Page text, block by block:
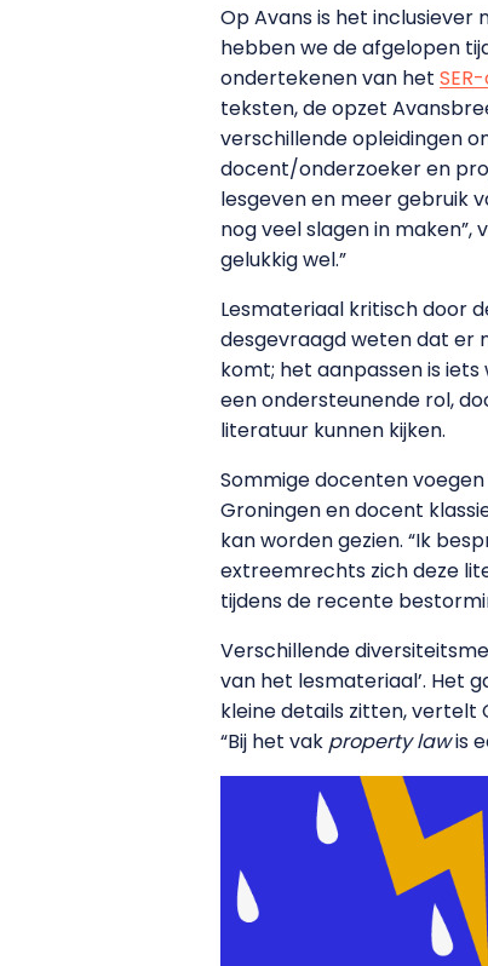
Op Avans is het
hebben we de afgelopen
ondertekenen van het
teksten, de opzet
verschillende opleidingen
docent/onderzoeker en
lesgeven en meer gebruik
nog veel slagen in
gelukkig wel.”
Lesmateriaal kritisch door
desgevraagd weten dat er
komt; het aanpassen is
een ondersteunende rol,
literatuur kunnen kijken.
Sommige docenten
Groningen en docent
kan worden gezien. “Ik
extreemrechts zich deze
tijdens de recente
Verschillende
van het lesmateriaal’. Het
kleine details zitten, vertelt
“Bij het vak property lawis